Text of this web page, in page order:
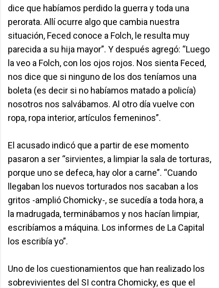
dice que habíamos perdido la guerra y toda una
perorata. Allí ocurre algo que cambia nuestra
situación, Feced conoce a Folch, le resulta muy
parecida a su hija mayor”. Y después agregó: “Luego
la veo a Folch, con los ojos rojos. Nos sienta Feced,
nos dice que si ninguno de los dos teníamos una
boleta (es decir si no habíamos matado a policía)
nosotros nos salvábamos. Al otro día vuelve con
ropa, ropa interior, artículos femeninos”.
El acusado indicó que a partir de ese momento
pasaron a ser “sirvientes, a limpiar la sala de torturas,
porque uno se defeca, hay olor a carne”. “Cuando
llegaban los nuevos torturados nos sacaban a los
gritos -amplió Chomicky-, se sucedía a toda hora, a
la madrugada, terminábamos y nos hacían limpiar,
escribíamos a máquina. Los informes de La Capital
los escribía yo”.
Uno de los cuestionamientos que han realizado los
sobrevivientes del SI contra Chomicky, es que el